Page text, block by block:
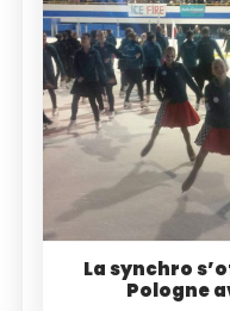
La synchro
Pologne